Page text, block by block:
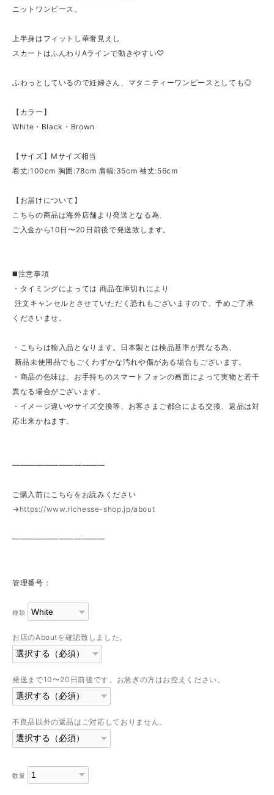
ニットワンピース。
上半身はフィットし華奢見えし
スカートはふんわりAラインで動きやすい♡
ふわっとしているので妊婦さん、マタニティーワンピースとしても◎
【カラー】
White・Black・Brown
【サイズ】Mサイズ相当
着丈:100cm 胸囲:78cm 肩幅:35cm 袖丈:56cm
【お届けについて】
こちらの商品は海外店舗より発送となる為、
ご入金から10日〜20日前後で発送致します。
◼️注意事項
・タイミングによっては 商品在庫切れにより
注文キャンセルとさせていただく恐れもございますので、予めご了承
くださいませ。
・こちらは輸入品となります。日本製とは検品基準が異なる為、
新品未使用品でもごくわずかな汚れや傷がある場合もございます。
・商品の色味は、お手持ちのスマートフォンの画面によって実物と若干
異なる場合がございます。
・イメージ違いやサイズ交換等、お客さまご都合による交換、返品は対
応出来かねます。
————————————
ご購入前にこちらをお読みください
→ https://www.richesse-shop.jp/about
————————————
管理番号：
種類
お店のAboutを確認致しました。
発送まで10〜20日前後です。お急ぎの方はお控えください。
不良品以外の返品はご対応しておりません。
数量